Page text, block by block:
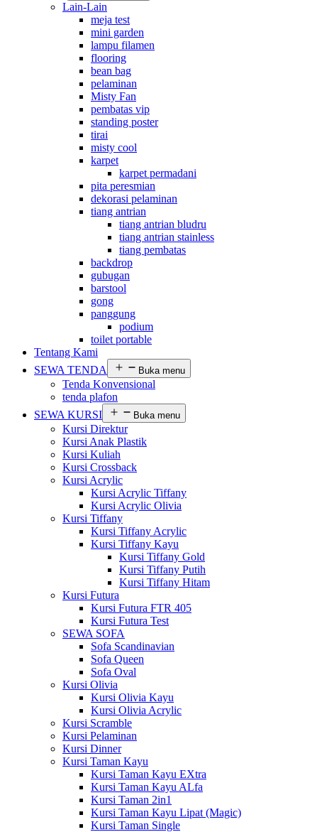
Lain-Lain
meja test
mini garden
lampu filamen
flooring
bean bag
pelaminan
Misty Fan
pembatas vip
standing poster
tirai
misty cool
karpet
karpet permadani
pita peresmian
dekorasi pelaminan
tiang antrian
tiang antrian bludru
tiang antrian stainless
tiang pembatas
backdrop
gubugan
barstool
gong
panggung
podium
toilet portable
Tentang Kami
SEWA TENDA
Buka menu
Tenda Konvensional
tenda plafon
SEWA KURSI
Buka menu
Kursi Direktur
Kursi Anak Plastik
Kursi Kuliah
Kursi Crossback
Kursi Acrylic
Kursi Acrylic Tiffany
Kursi Acrylic Olivia
Kursi Tiffany
Kursi Tiffany Acrylic
Kursi Tiffany Kayu
Kursi Tiffany Gold
Kursi Tiffany Putih
Kursi Tiffany Hitam
Kursi Futura
Kursi Futura FTR 405
Kursi Futura Test
SEWA SOFA
Sofa Scandinavian
Sofa Queen
Sofa Oval
Kursi Olivia
Kursi Olivia Kayu
Kursi Olivia Acrylic
Kursi Scramble
Kursi Pelaminan
Kursi Dinner
Kursi Taman Kayu
Kursi Taman Kayu EXtra
Kursi Taman Kayu ALfa
Kursi Taman 2in1
Kursi Taman Kayu Lipat (Magic)
Kursi Taman Single